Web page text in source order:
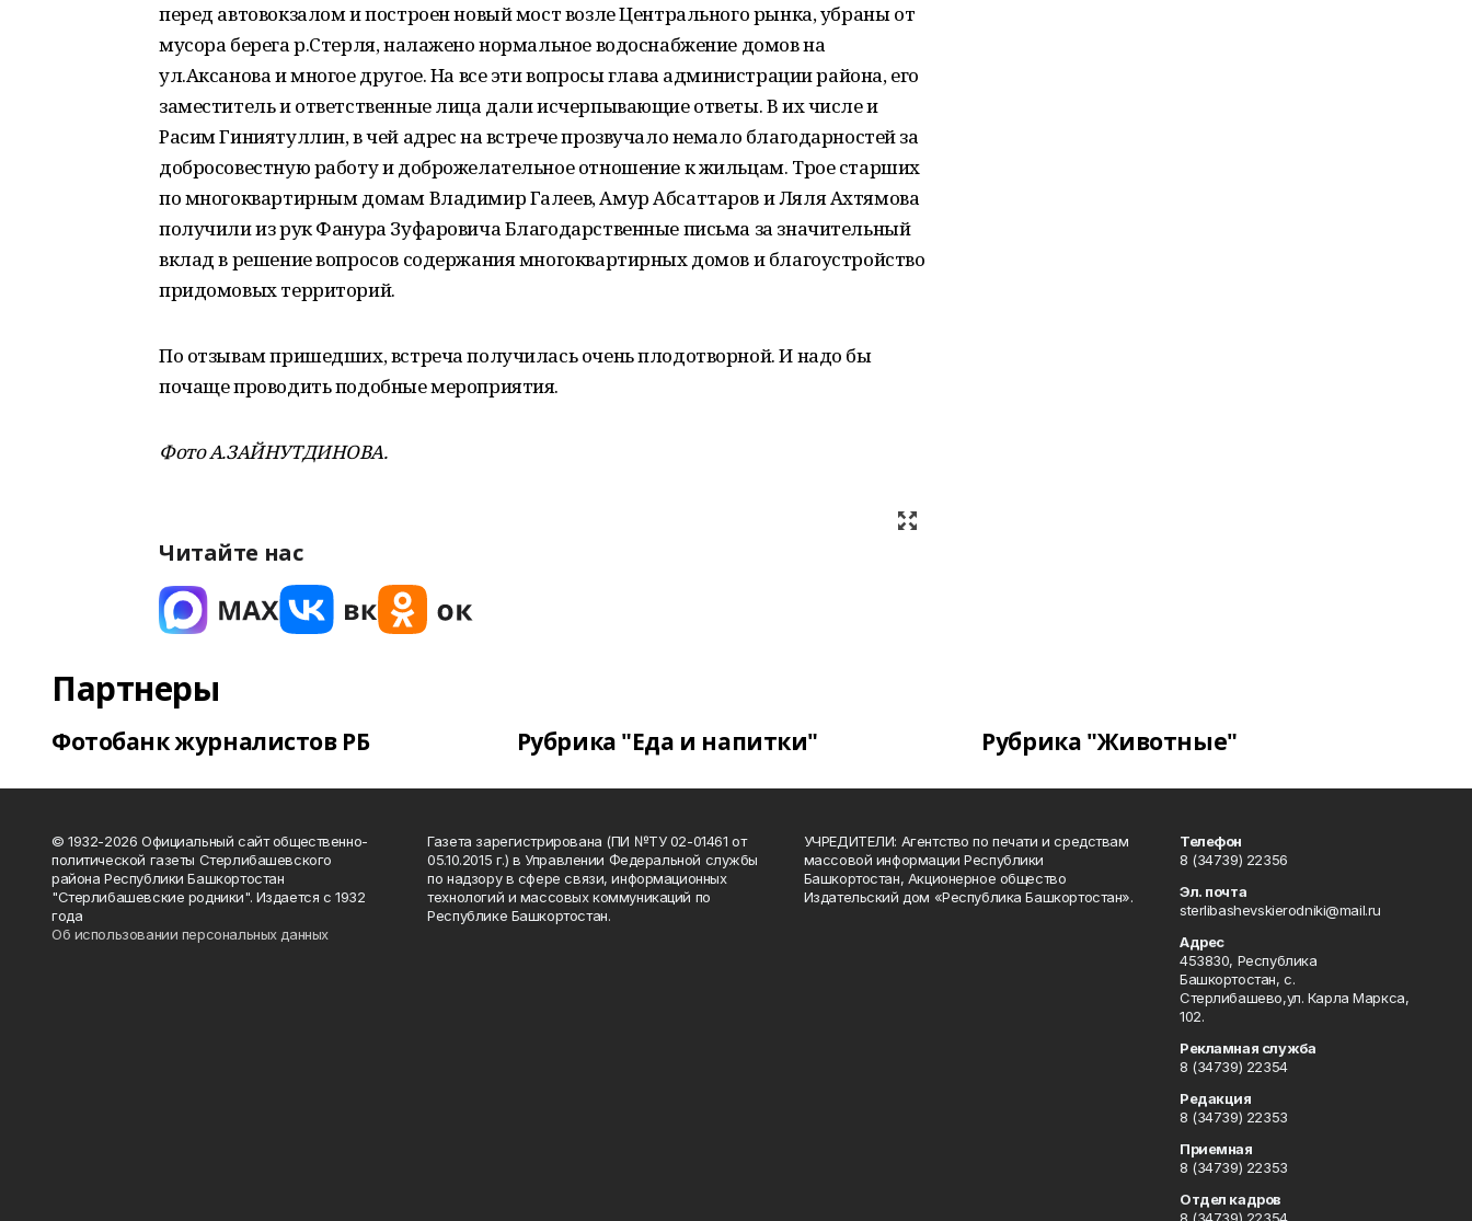
перед автовокзалом и построен новый мост возле Центрального рынка, убраны от
мусора берега р.Стерля, налажено нормальное водоснабжение домов на
ул.Аксанова и многое другое. На все эти вопросы глава администрации района, его
заместитель и ответственные лица дали исчерпывающие ответы. В их числе и
Расим Гиниятуллин, в чей адрес на встрече прозвучало немало благодарностей за
добросовестную работу и доброжелательное отношение к жильцам. Трое старших
по многоквартирным домам Владимир Галеев, Амур Абсаттаров и Ляля Ахтямова
получили из рук Фанура Зуфаровича Благодарственные письма за значительный
вклад в решение вопросов содержания многоквартирных домов и благоустройство
придомовых территорий.
По отзывам пришедших, встреча получилась очень плодотворной. И надо бы
почаще проводить подобные мероприятия.
Фото А.ЗАЙНУТДИНОВА.
Читайте нас
Партнеры
Фотобанк журналистов РБ Рубрика "Еда и напитки" Рубрика "Животные"
© 1932-2026 Официальный сайт общественно-
политической газеты Стерлибашевского
района Республики Башкортостан
"Стерлибашевские родники". Издается с 1932
года
Об использовании персональных данных
Газета зарегистрирована (ПИ №ТУ 02-01461 от
05.10.2015 г.) в Управлении Федеральной службы
по надзору в сфере связи, информационных
технологий и массовых коммуникаций по
Республике Башкортостан.
УЧРЕДИТЕЛИ: Агентство по печати и средствам
массовой информации Республики
Башкортостан, Акционерное общество
Издательский дом «Республика Башкортостан».
Телефон
8 (34739) 22356
Эл. почта
sterlibashevskierodniki@mail.ru
Адрес
453830, Республика
Башкортостан, c.
Стерлибашево,ул. Карла Маркса,
102.
Рекламная служба
8 (34739) 22354
Редакция
8 (34739) 22353
Приемная
8 (34739) 22353
Отдел кадров